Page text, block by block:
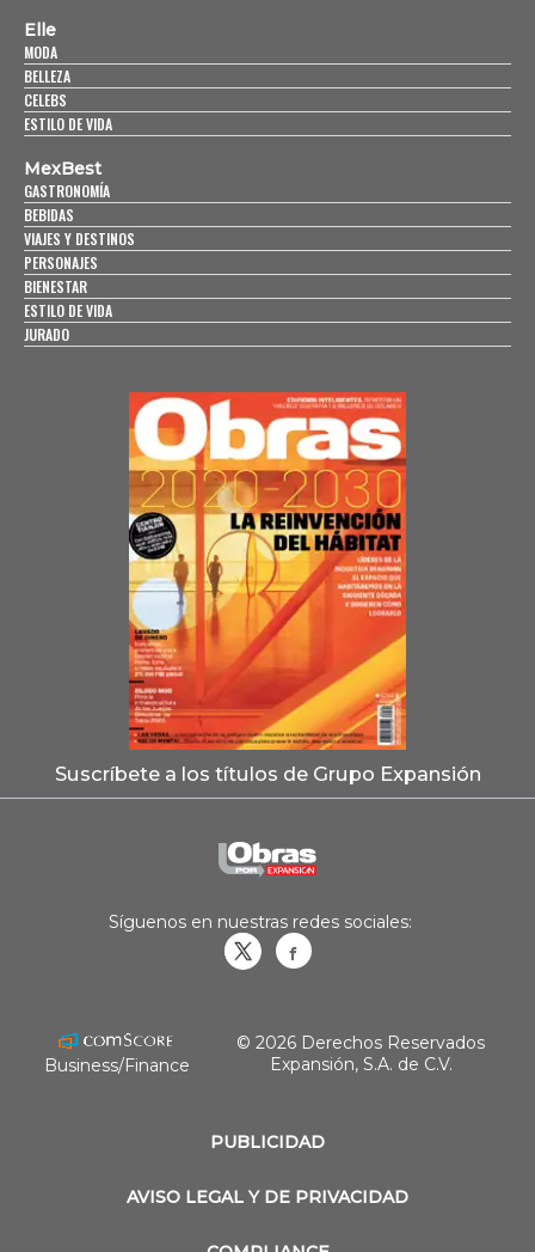
Elle
MODA
BELLEZA
CELEBS
ESTILO DE VIDA
MexBest
GASTRONOMÍA
BEBIDAS
VIAJES Y DESTINOS
PERSONAJES
BIENESTAR
ESTILO DE VIDA
JURADO
Suscríbete a los títulos de Grupo Expansión
PUBLICIDAD
AVISO LEGAL Y DE PRIVACIDAD
Síguenos en nuestras redes sociales:
Business/Finance
© 2026 Derechos Reservados
Expansión, S.A. de C.V.